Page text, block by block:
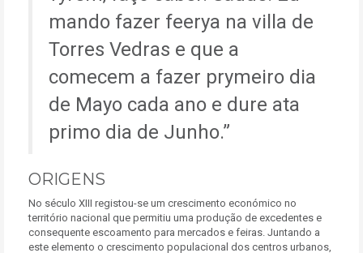
mando fazer feerya na villa de
Torres Vedras e que a
comecem a fazer prymeiro dia
de Mayo cada ano e dure ata
primo dia de Junho.
ORIGENS
No século XIII registou-se um crescimento económico no
território nacional que permitiu uma produção de excedentes e
consequente escoamento para mercados e feiras. Juntando a
este elemento o crescimento populacional dos centros urbanos,